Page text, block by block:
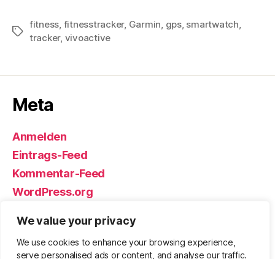
We value your privacy
We use cookies to enhance your browsing experience,
serve personalised ads or content, and analyse our traffic.
Schlagwörter
fitness, fitnesstracker, Garmin, gps, smartwatch,
tracker, vivoactive
Meta
Anmelden
Eintrags-Feed
Kommentar-Feed
WordPress.org
© 2026Björn Eickhoff – Der Blog
Nach oben